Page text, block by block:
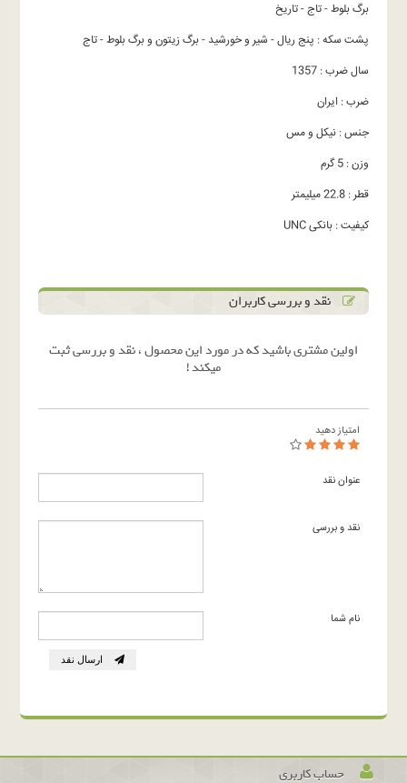
برگ بلوط - تاج - تاریخ
پشت سکه : پنج ریال - شیر و خورشید - برگ زیتون و برگ بلوط - تاج
سال ضرب : 1357
ضرب : ایران
جنس : نیکل و مس
وزن : 5 گرم
قطر : 22.8 میلیمتر
کیفیت : بانکی UNC
نقد و بررسی کاربران
اولین مشتری باشید که در مورد این محصول ، نقد و بررسی ثبت
میکند !
امتیاز دهید
عنوان نقد
نقد و بررسی
نام شما
ارسال نقد
حساب کاربری